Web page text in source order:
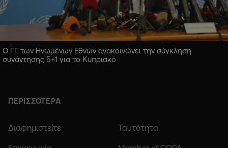
Ο ΓΓ των Ηνωμένων Εθνών ανακοινώνει την σύγκληση
συνάντησης 5+1 για το Κυπριακό
ΠΕΡΙΣΣΟΤΕΡΑ
Διαφημιστείτε Ταυτότητα